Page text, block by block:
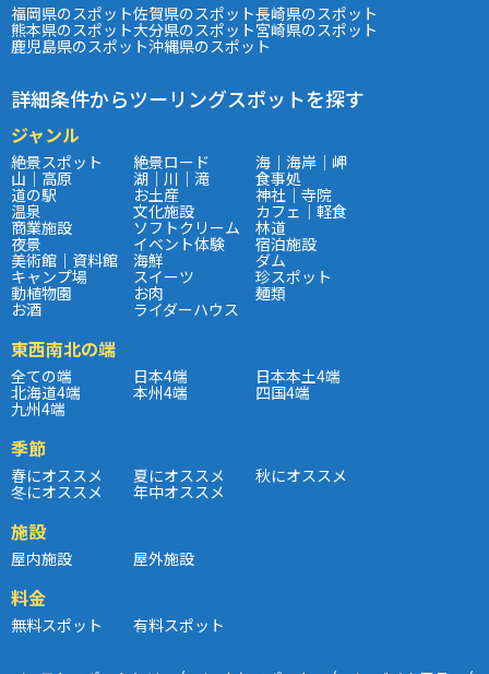
福岡県のスポット佐賀県のスポット長崎県のスポット
熊本県のスポット大分県のスポット宮崎県のスポット
鹿児島県のスポット沖縄県のスポット
詳細条件からツーリングスポットを探す
ジャンル
絶景スポット 絶景ロード 海｜海岸｜岬
山｜高原 湖｜川｜滝 食事処
道の駅 お土産 神社｜寺院
温泉 文化施設 カフェ｜軽食
商業施設 ソフトクリーム 林道
夜景 イベント体験 宿泊施設
美術館｜資料館 海鮮 ダム
キャンプ場 スイーツ 珍スポット
動植物園 お肉 麺類
お酒 ライダーハウス
東西南北の端
全ての端 日本4端 日本本土4端
北海道4端 本州4端 四国4端
九州4端
季節
春にオススメ 夏にオススメ 秋にオススメ
冬にオススメ 年中オススメ
施設
屋内施設 屋外施設
料金
無料スポット 有料スポット